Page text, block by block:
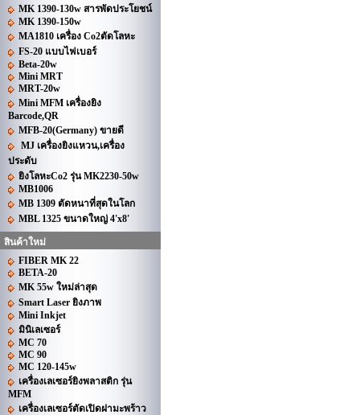
MK 1390-130w สารพัดประโยชน์
MK 1390-150w
MA1810 เครื่อง Co2ตัดโลหะ
FS-20 แบบไฟเบอร์
Beta-20w
Mini MRT
MRT-20w
Mini MFM เครื่องยิง
Barcode,QR
MFB-20(Germany) ขายดี
MJ เครื่องยิงแหวน,เครื่อง
ประดับ
ยิงโลหะCo2 รุ่น MK2230-50w
MB1006
MB 1309 ตัดหนาที่สุดในโลก
MBL 1325 ขนาดใหญ่ 4'x8'
สินค้าใหม่
FIBER MK 22
BETA-20
MK 55w ใหม่ล่าสุด
Smart Laser ยิงภาพ
Mini Inkjet
มินิเลเซอร์
MC 70
MC 90
MC 120-145w
เครื่องเลเซอร์ยิงพลาสติก รุ่น
MFM
เครื่องเลเซอร์ตัดเปิดฝามะพร้าว